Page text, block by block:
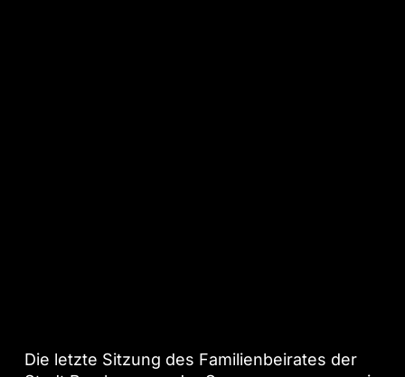
Die letzte Sitzung des Familienbeirates der